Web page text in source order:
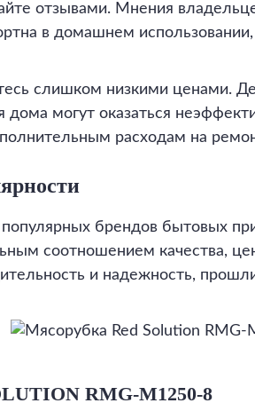
отзывами. Мнения
в домашнем
слишком низкими ценами.
дома могут оказаться
расходам на
брендов бытовых
соотношением качества,
и надежность,
RMG-M1250-8